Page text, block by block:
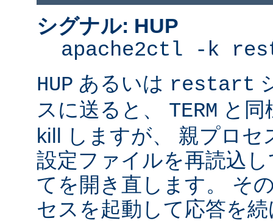
シグナル: HUP
apache2ctl -k
HUP あるいは restart
スに送ると、 TERM と
kill しますが、 親プロセ
設定ファイルを再読込
てを開き直します。 そ
セスを起動して応答を